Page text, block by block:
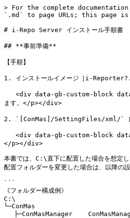
> For the complete documentation index, see [llms.txt](https://manuals.i-reporter.jp/llms.txt). Markdown versions of documentation pages are available by appending `.md` to page URLs; this page is available as [Markdown](https://manuals.i-reporter.jp/server-construction-maintenance/server-installation/server-installation.md).

# i-Repo Server インストール手順書

## **事前準備**

【手順】

1. インストールイメージ［i-Reporter?.?.????.zip］を解凍します。

   <div data-gb-custom-block data-tag="hint" data-style="success" class="hint hint-success"><p>【インストールイメージのファイル名について】</p><p> ?.?.????には、バージョンが入ります。</p></div>

2. `[ConMas]/SettingFiles/xml/` に​、ライセンスファイル 「License.xml」 を配置してください。​

   <div data-gb-custom-block data-tag="hint" data-style="warning" class="hint hint-warning"><p>【注意】</p><p> ライセンスファイル 「License.xml」 の配置は必ず必要な手順です。</p></div>

本書では、C:\直下に配置した場合を想定して説明します。 \
配置フォルダーを変更した場合は、以降の設定はパスを合わせるように実施してください。

```
《フォルダー構成例》
C:\
└─ConMas
　 ├─ConMasManager    ConMasManagerアプリケーションフォルダー
　 ├─ConMasWeb        ConMasWebアプリケーションフォルダー
　 ├─postgreSQL       データーベース格納先　※変更可
　 ├─SettingFiles     アプリケーションログファイル格納先
　 └─Tools            インストールに必要なツールを格納
　  ├─ap              APサーバーインストールに必要なツールを格納
　  └─db              DBサーバーインストールに必要なツールを格納
```

{% hint style="success" %}
※補足

データーベース格納先は変更可能です。

保存データはデータベースに格納されるため、運用に伴いデータベース格納先のディスク使用量が増大します。 \
データベース格納先をCドライブ（システムドライブ）上に配置した場合、空き容量の不足がOS自体の動作にも影響する恐れがあるため、データ量が多い環境ではCドライブ以外への変更をご検討ください。
{% endhint %}

## **データベースサーバーの構築**

### **使用ファイルの確認**

データーベースサーバー構築に使用するファイルは以下の４つです。&#x20;

・C:\ConMas\Tools\db\postgresql-\[PostgreSQLバージョン]-windows-x64.exe

・C:\ConMas\Tools\db\1.createdb.bat&#x20;

・C:\ConMas\Tools\db\2.restore.bat&#x20;

・C:\ConMas\Tools\db\irepodbBase.dump

### **PostgreSQL インストール**

以下のファイルを実行し、インストールします。

`C:\ConMas\Tools\db\postgresql-[PostgreSQLバージョン]-windows-x64.exe`

<div align="left"><figure><img src="/files/